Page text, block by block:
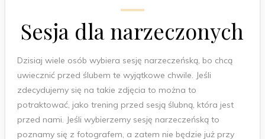
Sesja dla narzeczonych
Dzisiaj wiele osób wybiera sesję narzeczeńską, bo chcą
uwiecznić przed ślubem te wyjątkowe chwile. Jeśli
zdecydujemy się na takie zdjęcia to można to
potraktować, jako trening przed sesją ślubną, która jest
przed nami. Jeśli wybierzemy sesję narzeczeńską to
poznamy się z fotografem, a zatem nie będzie już przy